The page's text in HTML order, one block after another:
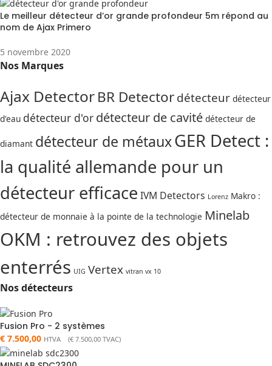
Le meilleur détecteur d’or grande profondeur 5m répond au
nom de Ajax Primero
5 novembre 2020
Nos Marques
Ajax DetectorBR Detectordétecteur détecteur
d'eau détecteur d'or détecteur de cavité détecteur de
diamant détecteur de métauxGER Detect :
la qualité allemande pour un
détecteur efficace IVM Detectors Lorenz Makro :
détecteur de monnaie à la pointe de la technologie Minelab
OKM : retrouvez des objets
enterrés UIG Vertex vitran vx 10
Nos détecteurs
Fusion Pro - 2 systèmes
€ 7.500,00 HTVA (€ 7.500,00 TVAC)